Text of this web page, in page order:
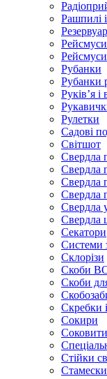
Рашпилі
Рейсмуси
Рейсмуси
Рубанки
Рубанки
Руківʼя і
Рулетки
Садові
Світшот
Свердла
Свердла
Свердла
Свердла
Свердла
Свердла
Секатори
Системи
Склорізи
Скоби
Скоби
Скребки
Сокири
Стійки
Стамески